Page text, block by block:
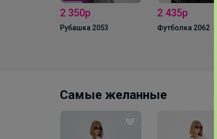
2 350р
Рубашка 2053
2 435р
Футболка 2062
Самые желанные